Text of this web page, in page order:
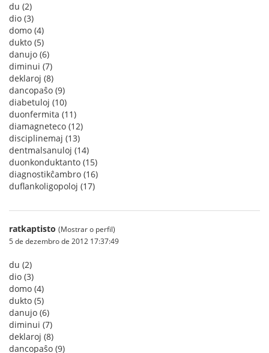
du (2)
dio (3)
domo (4)
dukto (5)
danujo (6)
diminui (7)
deklaroj (8)
dancopaŝo (9)
diabetuloj (10)
duonfermita (11)
diamagneteco (12)
disciplinemaj (13)
dentmalsanuloj (14)
duonkonduktanto (15)
diagnostikĉambro (16)
duflankoligopoloj (17)
ratkaptisto (Mostrar o perfil)
5 de dezembro de 2012 17:37:49
du (2)
dio (3)
domo (4)
dukto (5)
danujo (6)
diminui (7)
deklaroj (8)
dancopaŝo (9)